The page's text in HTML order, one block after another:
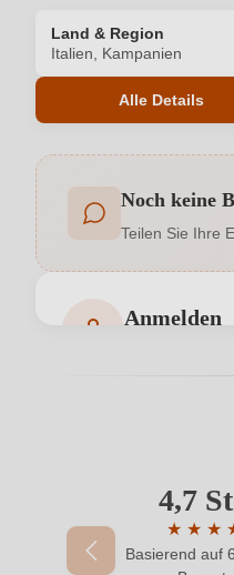
Land & Region
Italien, Kampanien
Alle Details
Allergene
Geschmack
Noch keine
Teilen Sie Ihre
Anmelden
Ihre E-Mail-4,7
★ ★ ★
Basierend auf